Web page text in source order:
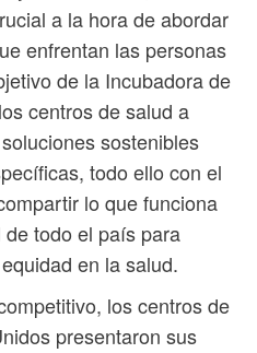
a la hora de abordar
enfrentan las personas
de la Incubadora de
centros de salud a
sostenibles
todo ello con el
lo que funciona
todo el país para
en la salud.
los centros de
presentaron sus